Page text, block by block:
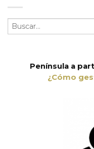
Península a
¿Cómo